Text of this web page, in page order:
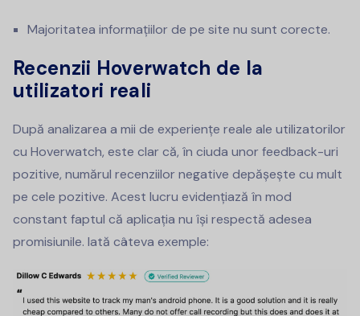
Majoritatea informațiilor de pe site nu sunt corecte.
Recenzii Hoverwatch de la
utilizatori reali
După analizarea a mii de experiențe reale ale utilizatorilor
cu Hoverwatch, este clar că, în ciuda unor feedback-uri
pozitive, numărul recenziilor negative depășește cu mult
pe cele pozitive. Acest lucru evidențiază în mod
constant faptul că aplicația nu își respectă adesea
promisiunile. Iată câteva exemple: